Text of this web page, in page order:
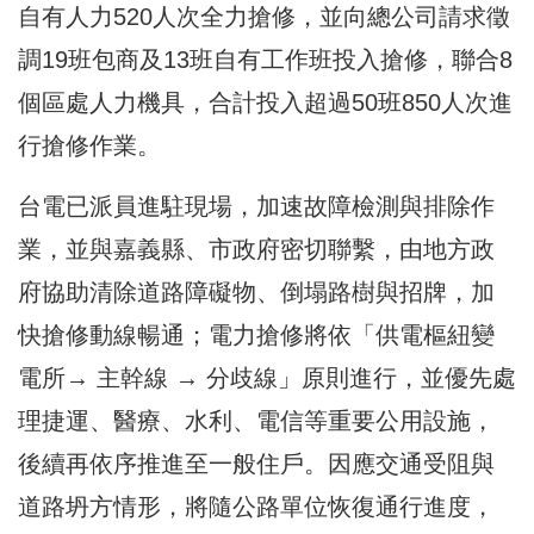
自有人力520人次全力搶修，並向總公司請求徵
調19班包商及13班自有工作班投入搶修，聯合8
個區處人力機具，合計投入超過50班850人次進
行搶修作業。
台電已派員進駐現場，加速故障檢測與排除作
業，並與嘉義縣、市政府密切聯繫，由地方政
府協助清除道路障礙物、倒塌路樹與招牌，加
快搶修動線暢通；電力搶修將依「供電樞紐變
電所→ 主幹線 → 分歧線」原則進行，並優先處
理捷運、醫療、水利、電信等重要公用設施，
後續再依序推進至一般住戶。因應交通受阻與
道路坍方情形，將隨公路單位恢復通行進度，